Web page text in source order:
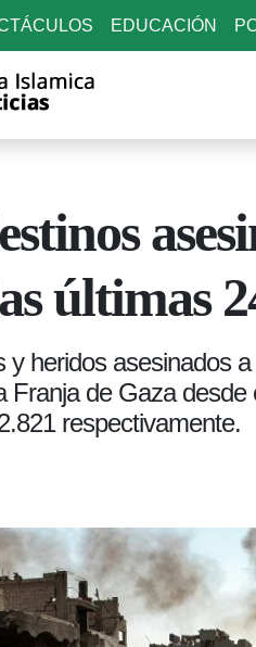
EDUCACIÓN
últimas
y heridos asesinados
Franja de Gaza
respectivamente.